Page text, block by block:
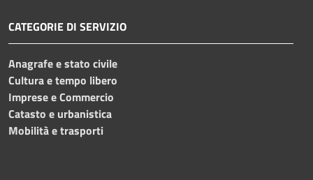
CATEGORIE DI SERVIZIO
Anagrafe e stato civile
Cultura e tempo libero
Imprese e Commercio
Catasto e urbanistica
Mobilità e trasporti